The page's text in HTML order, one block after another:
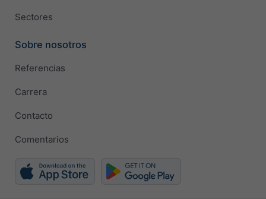
Sectores
Sobre nosotros
Referencias
Carrera
Contacto
Comentarios